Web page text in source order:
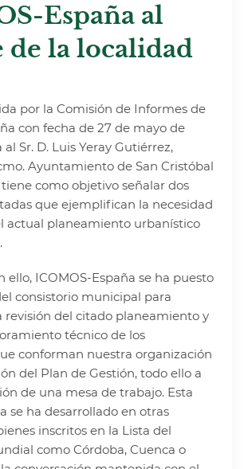
España al
de la localidad
por la Comisión de Informes de
con fecha de 27 de mayo de
Sr. D. Luis Yeray Gutiérrez,
Ayuntamiento de San Cristóbal
como objetivo señalar dos
que ejemplifican la necesidad
actual planeamiento urbanístico
ello, ICOMOS-España se ha puesto
consistorio municipal para
revisión del citado planeamiento y
técnico de los
conforman nuestra organización
del Plan de Gestión, todo ello a
de una mesa de trabajo. Esta
se ha desarrollado en otras
inscritos en la Lista del
como Córdoba, Cuenca o